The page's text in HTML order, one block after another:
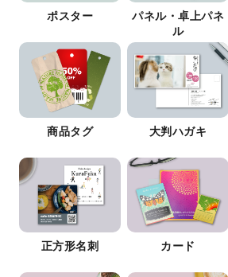
ポスター
パネル・卓上パネ
ル
商品タグ 大判ハガキ
正方形名刺 カード